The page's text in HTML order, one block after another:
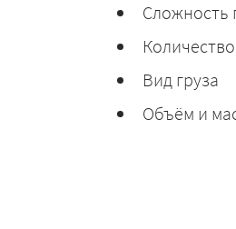
Сложность
Вид груза
Объём и